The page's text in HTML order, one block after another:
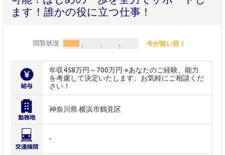
ます！誰かの役に立つ仕事！
閲覧状況 今が狙い目！
年収458万円～700万円 ※あなたのご経験、能力
を考慮して決定いたします。お気軽にご相談くだ
さい！
神奈川県 横浜市鶴見区
-